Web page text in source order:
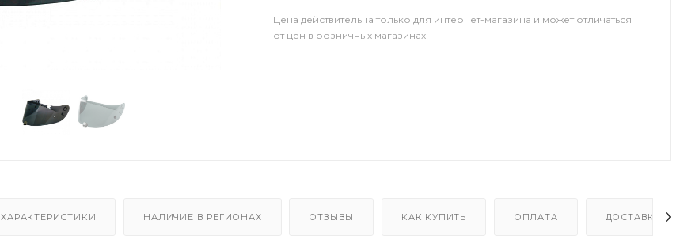
Цена действительна только для интернет-магазина и может отличаться
от цен в розничных магазинах
ХАРАКТЕРИСТИКИ НАЛИЧИЕ В РЕГИОНАХ ОТЗЫВЫ КАК КУПИТЬ ОПЛАТА ДОСТАВКА